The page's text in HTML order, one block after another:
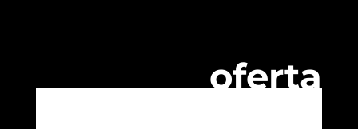
oferta